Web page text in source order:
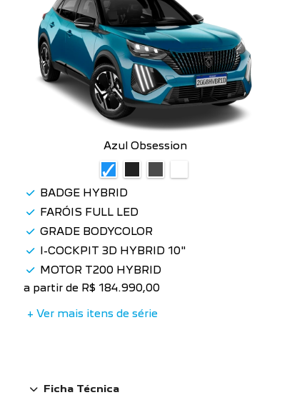
Azul Obsession
BADGE HYBRID
FARÓIS FULL LED
GRADE BODYCOLOR
I-COCKPIT 3D HYBRID 10"
MOTOR T200 HYBRID
a partir de R$ 184.990,00
+ Ver mais itens de série
Ficha Técnica